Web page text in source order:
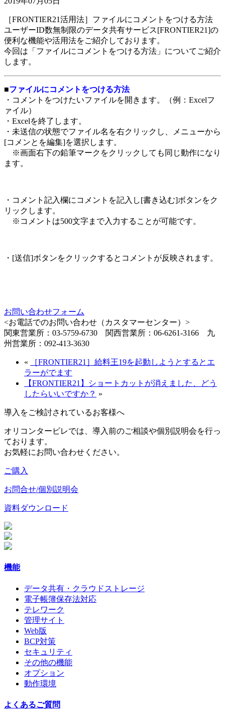
［FRONTIER21活用法］ファイルにコメントをつける方法
ユーザーID数無制限のデータ共有サービス[FRONTIER21]の
便利な機能や活用法をご紹介しております。
今回は「ファイルにコメントをつける方法」についてご紹介
します。
■ファイルにコメントをつける方法
・コメントをつけたいファイルを開きます。（例：Excelフ
ァイル）
・Excelを終了します。
・未送信の状態でファイル名を右クリックし、メニューから
[コメンとを編集]を選択します。
※画面右下の鉛筆マークをクリックしても同じ動作になり
ます。
・コメント記入欄にコメントを記入し[書き込む]ボタンをク
リックします。
※コメントは500文字まで入力することが可能です。
・[送信]ボタンをクリックするとコメントが反映されます。
お問い合わせフォーム
<お電話でのお問い合わせ（カスタマーセンター）>
関東営業所：03-5759-6730 関西営業所：06-6261-3166 九
州営業所：092-413-3630
«
［FRONTIER21］給料王19を起動しようとするとエ
ラーがでます
【FRONTIER21】ショートカットが消えました、どう
したらいいですか？ »
導入をご検討されているお客様へ
オリコンタービレでは、導入前のご相談や個別説明会を行っ
ております。
お気軽にお問い合わせください。
ご購入
お問合せ/個別説明会
資料ダウンロード
機能
データ共有・クラウドストレージ
電子帳簿保存法対応
テレワーク
管理サイト
Web版
BCP対策
セキュリティ
その他の機能
オプション
動作環境
よくあるご質問